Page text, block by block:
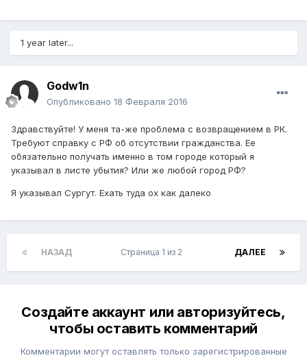
1 year later...
Godw1n
Опубликовано 18 Февраля 2016
Здравствуйте! У меня та-же проблема с возвращением в РК.
Требуют справку с РФ об отсутствии гражданства. Ее
обязательно получать именно в том городе который я
указывал в листе убытия? Или же любой город РФ?
Я указывал Сургут. Ехать туда ох как далеко
НАЗАД ДАЛЕЕ
Страница 1 из 2
Создайте аккаунт или авторизуйтесь,
чтобы оставить комментарий
Комментарии могут оставлять только зарегистрированные